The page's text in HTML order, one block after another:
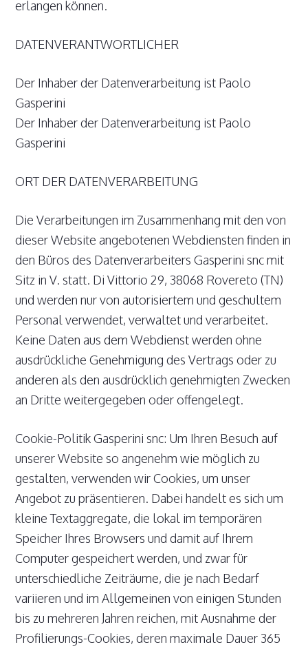
erlangen können.
DATENVERANTWORTLICHER
Der Inhaber der Datenverarbeitung ist Paolo
Gasperini
Der Inhaber der Datenverarbeitung ist Paolo
Gasperini
ORT DER DATENVERARBEITUNG
Die Verarbeitungen im Zusammenhang mit den von
dieser Website angebotenen Webdiensten finden in
den Büros des Datenverarbeiters Gasperini snc mit
Sitz in V. statt. Di Vittorio 29, 38068 Rovereto (TN)
und werden nur von autorisiertem und geschultem
Personal verwendet, verwaltet und verarbeitet.
Keine Daten aus dem Webdienst werden ohne
ausdrückliche Genehmigung des Vertrags oder zu
anderen als den ausdrücklich genehmigten Zwecken
an Dritte weitergegeben oder offengelegt.
Cookie-Politik Gasperini snc: Um Ihren Besuch auf
unserer Website so angenehm wie möglich zu
gestalten, verwenden wir Cookies, um unser
Angebot zu präsentieren. Dabei handelt es sich um
kleine Textaggregate, die lokal im temporären
Speicher Ihres Browsers und damit auf Ihrem
Computer gespeichert werden, und zwar für
unterschiedliche Zeiträume, die je nach Bedarf
variieren und im Allgemeinen von einigen Stunden
bis zu mehreren Jahren reichen, mit Ausnahme der
Profilierungs-Cookies, deren maximale Dauer 365